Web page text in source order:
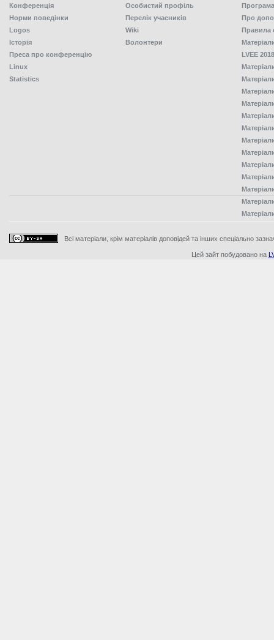
Конференція
Норми поведінки
Logos
Історія
Преса про конференцію
Linux
Statistics
Особистий профіль
Перелік учасників
Wiki
Волонтери
Про
Правила
LVEE
Всі матеріали, крім матеріалів доповідей та інших спеціально
Цей зайт побудовано на